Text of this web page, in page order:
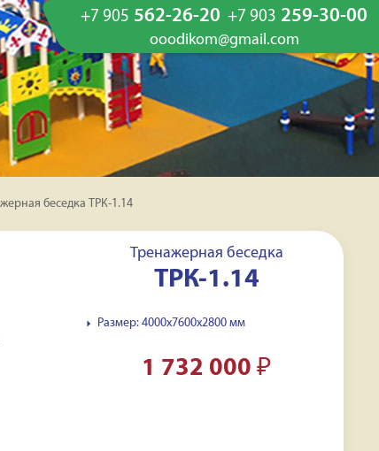
+7 905 562-26-20 +7 903 259-30-00
ooodikom@gmail.com
беседка ТРК-1.14
Тренажерная беседка
ТРК-1.14
Размер: 4000x7600х2800 мм
1 732 000₽